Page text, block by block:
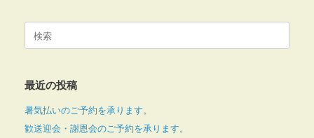
検
最近の投稿
暑気払いのご予約を承ります。
歓送迎会・謝恩会のご予約を承ります。